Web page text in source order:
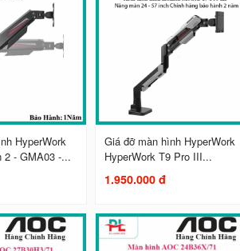
HyperWork
2 - GMA03 -...
Giá đỡ màn hình HyperWork
HyperWork T9 Pro III...
1.950.000 đ